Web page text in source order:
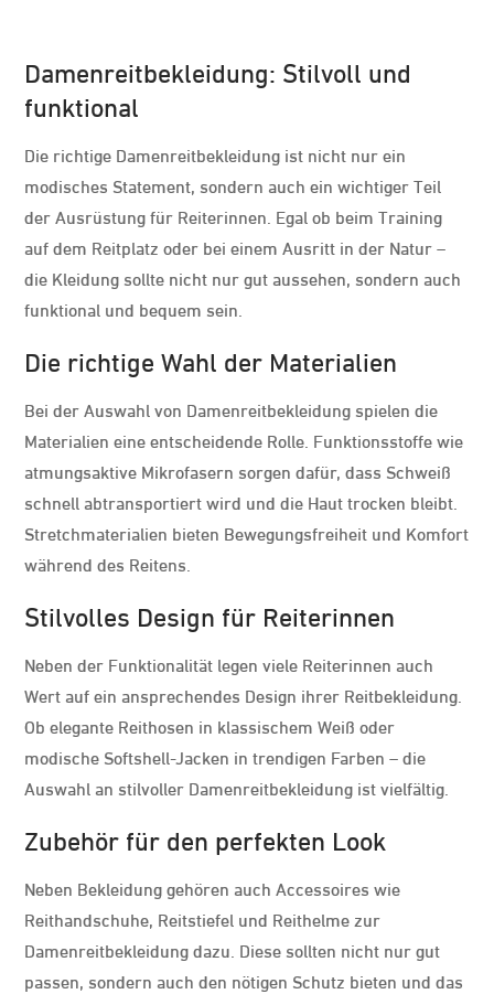
Damenreitbekleidung: Stilvoll und
funktional
Die richtige Damenreitbekleidung ist nicht nur ein
modisches Statement, sondern auch ein wichtiger Teil
der Ausrüstung für Reiterinnen. Egal ob beim Training
auf dem Reitplatz oder bei einem Ausritt in der Natur –
die Kleidung sollte nicht nur gut aussehen, sondern auch
funktional und bequem sein.
Die richtige Wahl der Materialien
Bei der Auswahl von Damenreitbekleidung spielen die
Materialien eine entscheidende Rolle. Funktionsstoffe wie
atmungsaktive Mikrofasern sorgen dafür, dass Schweiß
schnell abtransportiert wird und die Haut trocken bleibt.
Stretchmaterialien bieten Bewegungsfreiheit und Komfort
während des Reitens.
Stilvolles Design für Reiterinnen
Neben der Funktionalität legen viele Reiterinnen auch
Wert auf ein ansprechendes Design ihrer Reitbekleidung.
Ob elegante Reithosen in klassischem Weiß oder
modische Softshell-Jacken in trendigen Farben – die
Auswahl an stilvoller Damenreitbekleidung ist vielfältig.
Zubehör für den perfekten Look
Neben Bekleidung gehören auch Accessoires wie
Reithandschuhe, Reitstiefel und Reithelme zur
Damenreitbekleidung dazu. Diese sollten nicht nur gut
passen, sondern auch den nötigen Schutz bieten und das